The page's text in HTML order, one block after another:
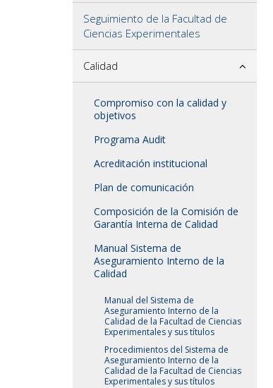
Seguimiento de la Facultad de
Ciencias Experimentales
Calidad
Compromiso con la calidad y
objetivos
Programa Audit
Acreditación institucional
Plan de comunicación
Composición de la Comisión de
Garantía Interna de Calidad
Manual Sistema de
Aseguramiento Interno de la
Calidad
Manual del Sistema de
Aseguramiento Interno de la
Calidad de la Facultad de Ciencias
Experimentales y sus títulos
Procedimientos del Sistema de
Aseguramiento Interno de la
Calidad de la Facultad de Ciencias
Experimentales y sus títulos